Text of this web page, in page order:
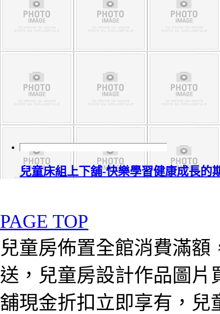
兒童床組上下舖-快樂學習健康成長的
PAGE TOP
兒童房佈置全館消費滿
送，兒童房設計作品圖片
舖現金折扣立即享有，兒